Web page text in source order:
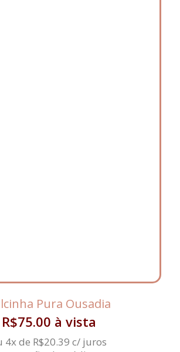
Pura Ousadia
R$75.00 à vista
4x de R$20.39 c/ juros